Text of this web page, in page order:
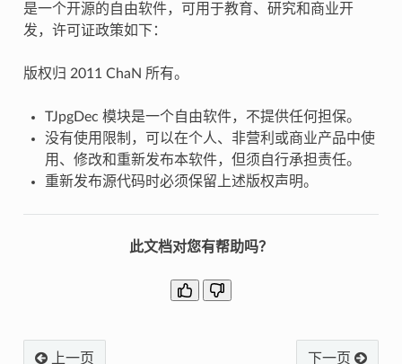
是一个开源的自由软件，可用于教育、研究和商业开
发，许可证政策如下：
版权归 2011 ChaN 所有。
TJpgDec 模块是一个自由软件，不提供任何担保。
没有使用限制，可以在个人、非营利或商业产品中使
用、修改和重新发布本软件，但须自行承担责任。
重新发布源代码时必须保留上述版权声明。
此文档对您有帮助吗？
上一页 下一页